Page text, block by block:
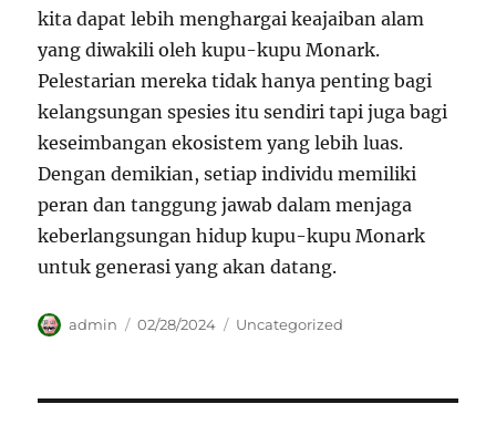
kita dapat lebih menghargai keajaiban alam
yang diwakili oleh kupu-kupu Monark.
Pelestarian mereka tidak hanya penting bagi
kelangsungan spesies itu sendiri tapi juga bagi
keseimbangan ekosistem yang lebih luas.
Dengan demikian, setiap individu memiliki
peran dan tanggung jawab dalam menjaga
keberlangsungan hidup kupu-kupu Monark
untuk generasi yang akan datang.
Author
admin
Posted
02/28/2024 Categories
Uncategorized